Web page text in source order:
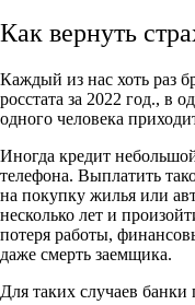
Как вернуть
Каждый из нас хоть раз
росстата за 2022 год., в
одного человека
Иногда кредит
телефона. Выплатить
на покупку жилья или
несколько лет и
потеря работы,
даже смерть заемщика.
Для таких случаев банки